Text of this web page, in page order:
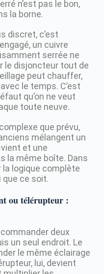
n’est pas le bon,
la borne.
discret, c’est
un cuivre
serrée ne
le disjoncteur tout de
peut chauffer,
le temps. C’est
qu’on ne veut
toute neuve.
que prévu,
mélangent un
et une
la même boîte. Dans
logique complète
que ce soit.
ou télérupteur :
deux
un seul endroit. Le
le même éclairage
lui, devient